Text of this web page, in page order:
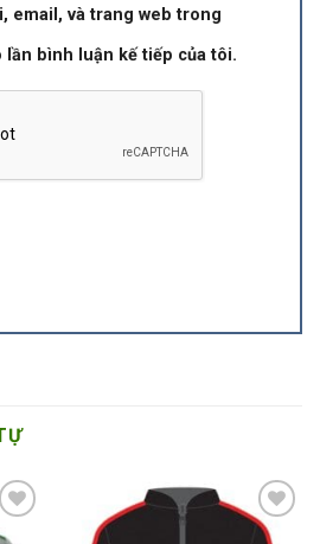
email, và trang web trong
bình luận kế tiếp của tôi.